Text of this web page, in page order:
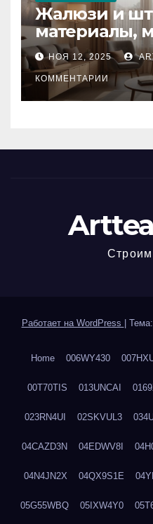
Жалюзи и
материалы,
управления
НОЯ 12, 2025
КОММЕНТАРИИ
Работает на WordPress
Home 006WY430
00T70TIS 013UNCAI
023RN4UI 02SKVUL3
04CAZD3N 04EDWV8I
04N4JN2X 04QX9S1E
05G55WBQ 05IXW4Y0